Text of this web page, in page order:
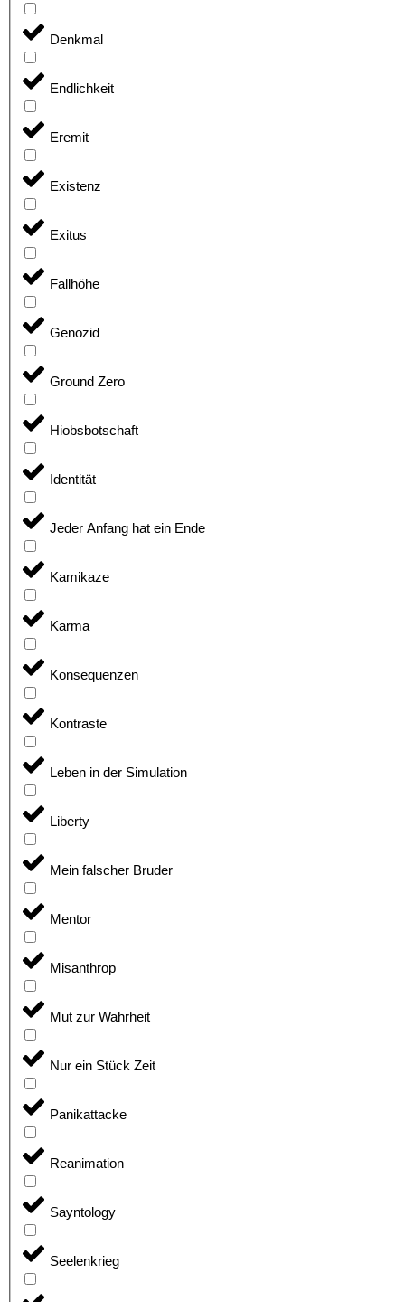
Denkmal
Endlichkeit
Eremit
Existenz
Exitus
Fallhöhe
Genozid
Ground Zero
Hiobsbotschaft
Identität
Jeder Anfang hat ein Ende
Kamikaze
Karma
Konsequenzen
Kontraste
Leben in der Simulation
Liberty
Mein falscher Bruder
Mentor
Misanthrop
Mut zur Wahrheit
Nur ein Stück Zeit
Panikattacke
Reanimation
Sayntology
Seelenkrieg